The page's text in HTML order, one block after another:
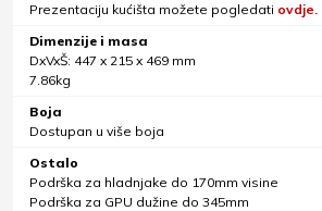
Prezentaciju kućišta možete pogledati ovdje.
Dimenzije i masa
DxVxŠ: 447 x 215 x 469 mm
7.86kg
Boja
Dostupan u više boja
Ostalo
Podrška za hladnjake do 170mm visine
Podrška za GPU dužine do 345mm